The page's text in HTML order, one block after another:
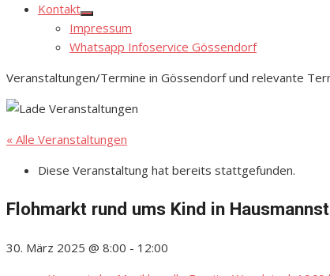
Kontakt
Show
sub
menu
Impressum
Whatsapp Infoservice Gössendorf
Veranstaltungen/Termine in Gössendorf und relevante
« Alle Veranstaltungen
Diese Veranstaltung hat bereits stattgefunden.
Flohmarkt rund ums Kind in
30. März 2025 @ 8:00 - 12:00